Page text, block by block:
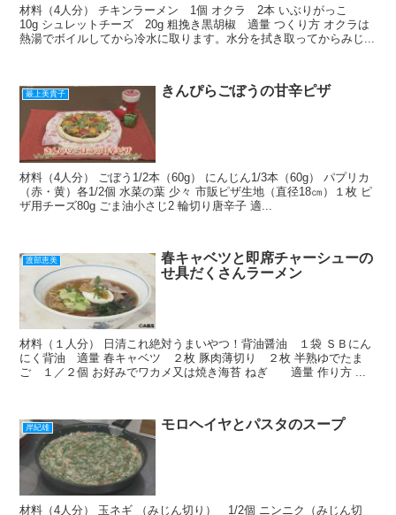
材料（4人分） チキンラーメン 1個 オクラ 2本 いぶりがっこ
10g シュレットチーズ 20g 粗挽き黒胡椒 適量 つくり方 オクラは
熱湯でボイルしてから冷水に取ります。水分を拭き取ってからみじ...
最上美貴子 きんぴらごぼうの甘辛ピザ
材料（4人分） ごぼう1/2本（60g） にんじん1/3本（60g） パプリカ
（赤・黄）各1/2個 水菜の葉 少々 市販ピザ生地（直径18㎝）１枚 ピ
ザ用チーズ80g ごま油小さじ2 輪切り唐辛子 適...
渡部恵美
春キャベツと即席チャーシューの
せ具だくさんラーメン
材料（１人分） 日清これ絶対うまいやつ！背油醤油 １袋 ＳＢにん
にく背油 適量 春キャベツ ２枚 豚肉薄切り ２枚 半熟ゆでたま
ご １／２個 お好みでワカメ又は焼き海苔 ねぎ 適量 作り方 ...
岸紀雄 モロヘイヤとパスタのスープ
材料（4人分） 玉ネギ （みじん切り） 1/2個 ニンニク（みじん切